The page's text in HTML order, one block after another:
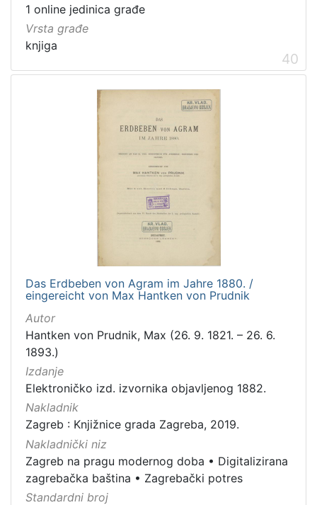
1 online jedinica građe
Vrsta građe
knjiga
40
Das Erdbeben von Agram im Jahre 1880. /
eingereicht von Max Hantken von Prudnik
Autor
Hantken von Prudnik, Max (26. 9. 1821. – 26. 6.
1893.)
Izdanje
Elektroničko izd. izvornika objavljenog 1882.
Nakladnik
Zagreb : Knjižnice grada Zagreba, 2019.
Nakladnički niz
Zagreb na pragu modernog doba • Digitalizirana
zagrebačka baština • Zagrebački potres
Standardni broj